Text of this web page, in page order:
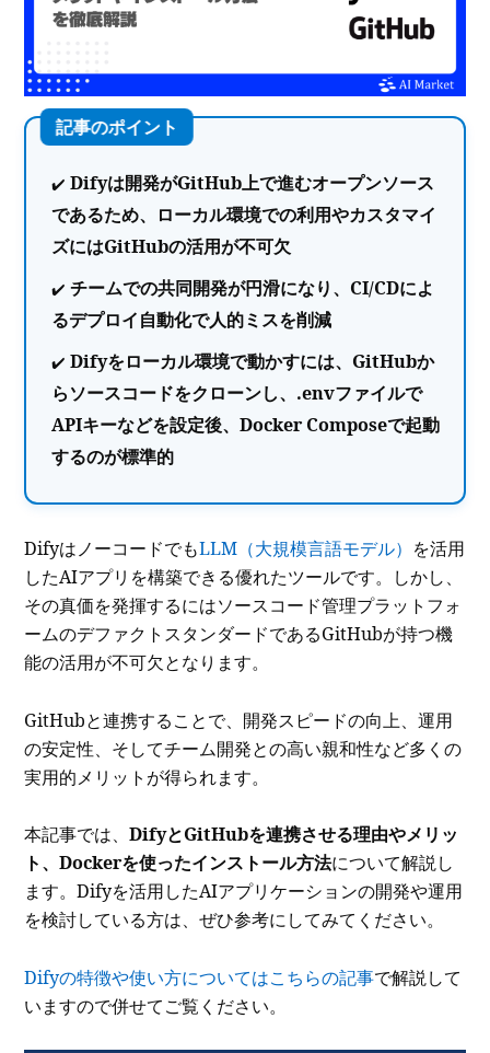
Difyは開発がGitHub上で進むオープンソース
であるため、ローカル環境での利用やカスタマイ
ズにはGitHubの活用が不可欠
チームでの共同開発が円滑になり、CI/CDによ
るデプロイ自動化で人的ミスを削減
Difyをローカル環境で動かすには、GitHubか
らソースコードをクローンし、.envファイルで
APIキーなどを設定後、Docker Composeで起動
するのが標準的
DifyはノーコードでもLLM（大規模言語モデル） を活用
したAIアプリを構築できる優れたツールです。しかし、
その真価を発揮するにはソースコード管理プラットフォ
ームのデファクトスタンダードであるGitHubが持つ機
能の活用が不可欠となります。
GitHubと連携することで、開発スピードの向上、運用
の安定性、そしてチーム開発との高い親和性など多くの
実用的メリットが得られます。
本記事では、DifyとGitHubを連携させる理由やメリッ
ト、Dockerを使ったインストール方法について解説し
ます。Difyを活用したAIアプリケーションの開発や運用
を検討している方は、ぜひ参考にしてみてください。
Difyの特徴や使い方についてはこちらの記事で解説して
いますので併せてご覧ください。